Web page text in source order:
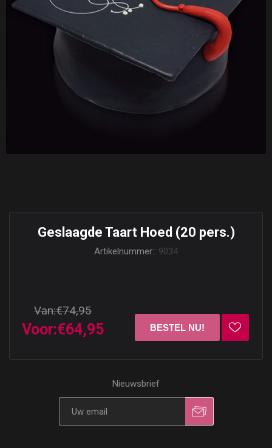
Geslaagde Taart Hoed (20 pers.)
Artikelnummer:: 9034
Van:€74,95
Voor:€64,95
Nieuwsbrief